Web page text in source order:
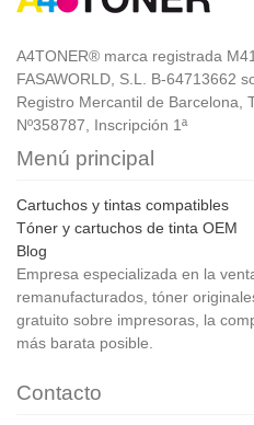
A4TONER® marca registrada
FASAWORLD, S.L. B-64713662
Registro Mercantil de Barcelona,
Nº358787, Inscripción 1ª
Menú principal
Cartuchos y tintas compatibles
Tóner y cartuchos de tinta OEM
Blog
Empresa especializada en la
remanufacturados, tóner
gratuito sobre impresoras, la
más barata posible.
Contacto